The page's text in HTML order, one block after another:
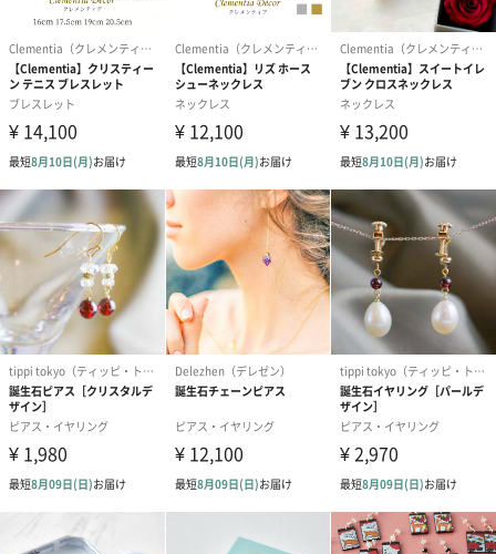
身につけた瞬間にぱっと笑顔が広がるようなデザインを目指して
生まれたピアスです。お出かけにもオフィスにもさりげなく身に
つけていきやすいデザインとなっております。
様々なお祝いシーンに
誕生日、結婚記念日、クリスマスの贈り物、プロポーズ、記念日
の贈り物、サプライズのプレゼント、ご自分へのご褒美としてお
選びいただくことが多いです。
言葉ではなかなか伝えられない気持ちを記念日に贈りたい方、遠
くに暮らすお母さまに感謝の気持ちを贈りたい方、奥様や彼女、
お嬢様へ感謝の気持ちを伝えるのにおすすめです。20代～40代の
「Clementia（クレメンティア）」